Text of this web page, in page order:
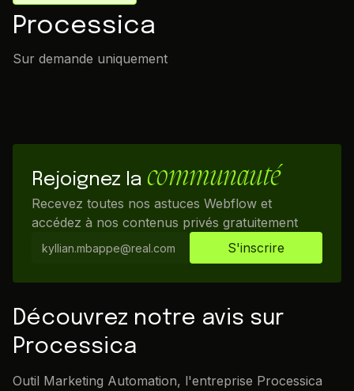
Processica
Sur demande uniquement
Découvrez notre avis sur
Processica
Outil Marketing Automation, l'entreprise Processica
Rejoignez la communauté
Recevez toutes nos astuces Webflow et
accédez à nos contenus privés gratuitement